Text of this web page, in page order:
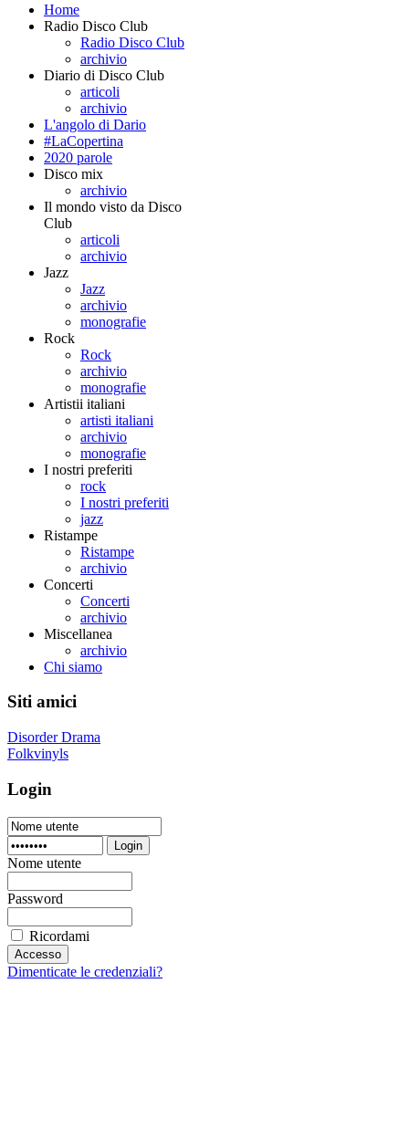
Home
Radio Disco Club
Radio Disco Club
archivio
Diario di Disco Club
articoli
archivio
L'angolo di Dario
#LaCopertina
2020 parole
Disco mix
archivio
Il mondo visto da Disco
Club
articoli
archivio
Jazz
Jazz
archivio
monografie
Rock
Rock
archivio
monografie
Artistii italiani
artisti italiani
archivio
monografie
I nostri preferiti
rock
I nostri preferiti
jazz
Ristampe
Ristampe
archivio
Concerti
Concerti
archivio
Miscellanea
archivio
Chi siamo
Siti amici
Disorder Drama
Folkvinyls
Login
Login
Nome utente
Password
Ricordami
Dimenticate le credenziali?